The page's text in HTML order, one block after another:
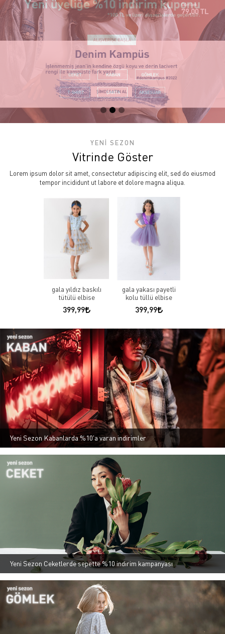
YENİ SEZON
Vitrinde Göster
Lorem ipsum dolor sit amet, consectetur adipiscing elit, sed do eiusmod
tempor incididunt ut labore et dolore magna aliqua.
gala yıldız baskılı
tütülü elbise
399,99
gala yakası payetli
kolu tüllü elbise
399,99
Yeni Sezon Kabanlarda %10'a varan indirimler
Yeni Sezon Ceketlerde sepette %10 indirim kampanyası